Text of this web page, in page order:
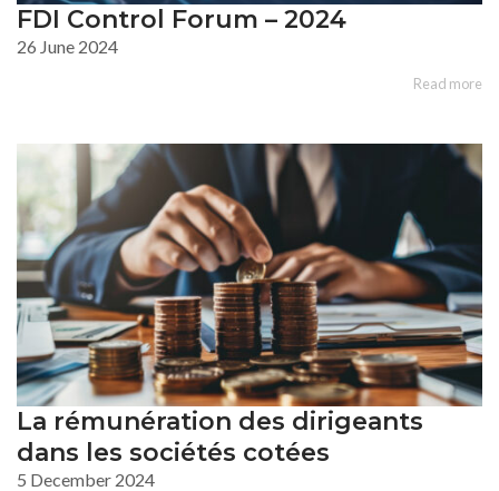
FDI Control Forum – 2024
26 June 2024
Read more
La rémunération des dirigeants
dans les sociétés cotées
5 December 2024